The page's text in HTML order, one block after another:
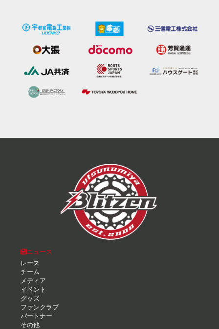
ニュース
レース
チーム
メディア
イベント
グッズ
ファンクラブ
パートナー
その他